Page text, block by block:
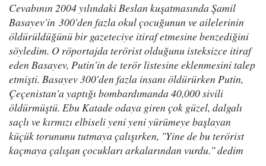
Cevabının 2004 yılındaki Beslan kuşatmasında Şamil
Basayev'in 300'den fazla okul çocuğunun ve ailelerinin
öldürüldüğünü bir gazeteciye itiraf etmesine benzediğini
söyledim. O röportajda terörist olduğunu isteksizce itiraf
eden Basayev, Putin'in de terör listesine eklenmesini talep
etmişti. Basayev 300'den fazla insanı öldürürken Putin,
Çeçenistan'a yaptığı bombardımanda 40,000 sivili
öldürmüştü. Ebu Katade odaya giren çok güzel, dalgalı
saçlı ve kırmızı elbiseli yeni yeni yürümeye başlayan
küçük torununu tutmaya çalışırken, "Yine de bu terörist
kaçmaya çalışan çocukları arkalarından vurdu." dedim